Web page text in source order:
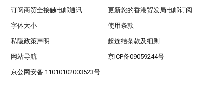
订阅商贸全接触电邮通讯 更新您的香港贸发局电邮订阅
字体大小 使用条款
私隐政策声明 超连结条款及细则
网站导航 京ICP备09059244号
京公网安备 11010102003523号